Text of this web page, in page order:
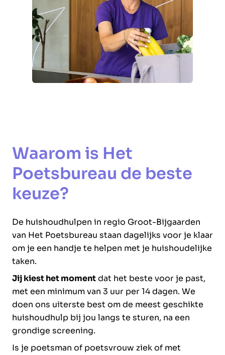
Waarom is Het
Poetsbureau de beste
keuze?
De huishoudhulpen in regio Groot-Bijgaarden
van Het Poetsbureau staan dagelijks voor je klaar
om je een handje te helpen met je huishoudelijke
taken.
Jij kiest het momentdat het beste voor je past,
met een minimum van 3 uur per 14 dagen. We
doen ons uiterste best om de meest geschikte
huishoudhulp bij jou langs te sturen, na een
grondige screening.
Is je poetsman of poetsvrouw ziek of met